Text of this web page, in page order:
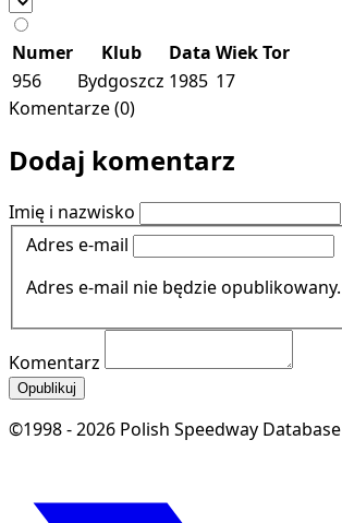
Numer Klub Data WiekTor
956
Bydgoszcz 1985 17
Komentarze (0)
Dodaj komentarz
Imię i nazwisko
Adres e-mail
Adres e-mail nie będzie opublikowany.
Komentarz
Opublikuj
©1998 - 2026 Polish Speedway Database